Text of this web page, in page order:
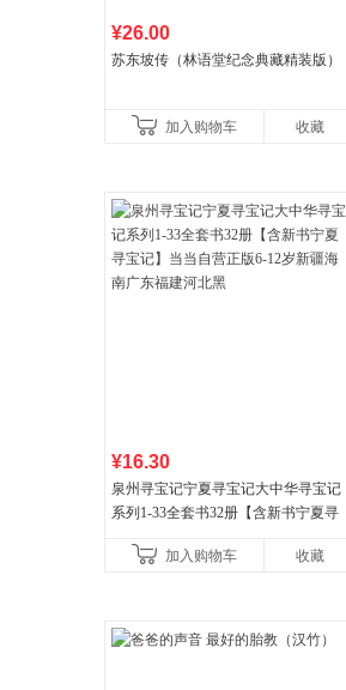
¥26.00
苏东坡传（林语堂纪念典藏精装版）
加入购物车 收藏
¥16.30
泉州寻宝记宁夏寻宝记大中华寻宝记
系列1-33全套书32册【含新书宁夏寻
广东福建河北黑
加入购物车 收藏